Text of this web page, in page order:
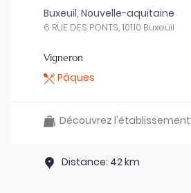
Buxeuil, Nouvelle-aquitaine
6 RUE DES PONTS, 10110 Buxeuil
Vigneron
Pâques
Découvrez l'établissement
Distance: 42 km